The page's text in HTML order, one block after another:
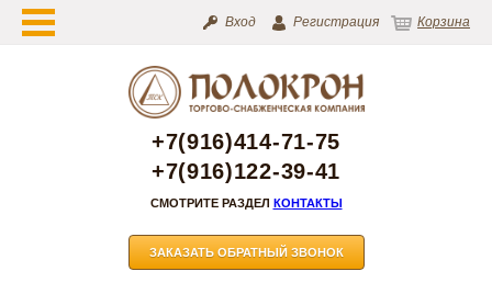
Вход Регистрация Корзина
+7(916)414-71-75
+7(916)122-39-41
СМОТРИТЕ РАЗДЕЛ КОНТАКТЫ
ЗАКАЗАТЬ ОБРАТНЫЙ ЗВОНОК